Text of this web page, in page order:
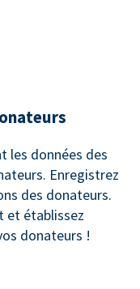
les données des
Enregistrez
des donateurs.
et établissez
donateurs !